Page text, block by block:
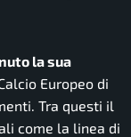
la sua
Europeo di
Tra questi il
come la linea di